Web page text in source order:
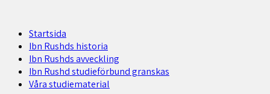
Startsida
Ibn Rushds historia
Ibn Rushds avveckling
Ibn Rushd studieförbund granskas​
Våra studiematerial